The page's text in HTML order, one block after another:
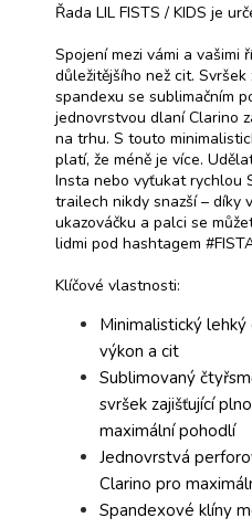
Řada LIL FISTS / KIDS je
Spojení mezi vámi a vašimi
důležitějšího než cit.
spandexu se sublimačním
jednovrstvou dlaní Clarino
na trhu. S touto
platí, že méně je více.
Insta nebo vyťukat rychlou
trailech nikdy snazší – díky
ukazováčku a palci se
lidmi pod hashtagem
Klíčové vlastnosti:
Minimalistický
výkon a cit
Sublimovaný
svršek zajišťující
maximální pohodlí
Jednovrstvá
Clarino pro
Spandexové klíny